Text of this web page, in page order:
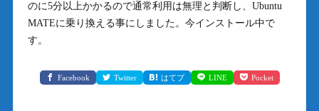
のに5分以上かかるので通常利用は無理と判断し、Ubuntu
MATEに乗り換える事にしました。今インストール中で
す。
Facebook Twitter はてブ LINE Pocket